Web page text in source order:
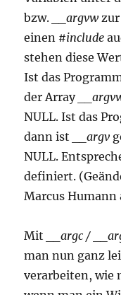
bzw.
__argvw
einen #include
stehen diese
Ist das
der Array
NULL. Ist das
dann ist
__argv
NULL.
definiert.
Marcus Humann
Mit __argc /
man nun ganz
verarbeiten, wie